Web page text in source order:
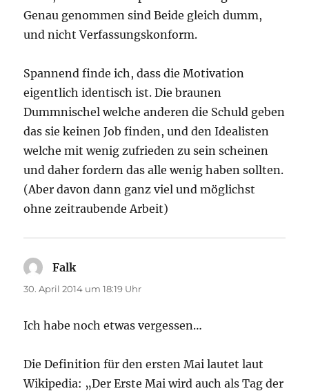
Genau genommen sind Beide gleich dumm,
und nicht Verfassungskonform.
Spannend finde ich, dass die Motivation
eigentlich identisch ist. Die braunen
Dummnischel welche anderen die Schuld geben
das sie keinen Job finden, und den Idealisten
welche mit wenig zufrieden zu sein scheinen
und daher fordern das alle wenig haben sollten.
(Aber davon dann ganz viel und möglichst
ohne zeitraubende Arbeit)
Falk
30. April 2014 um 18:19 Uhr
Ich habe noch etwas vergessen…
Die Definition für den ersten Mai lautet laut
Wikipedia: „Der Erste Mai wird auch als Tag der